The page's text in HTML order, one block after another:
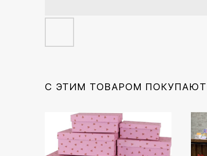
С ЭТИМ ТОВАРОМ ПОКУПАЮТ